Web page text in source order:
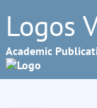
Logos
Academic